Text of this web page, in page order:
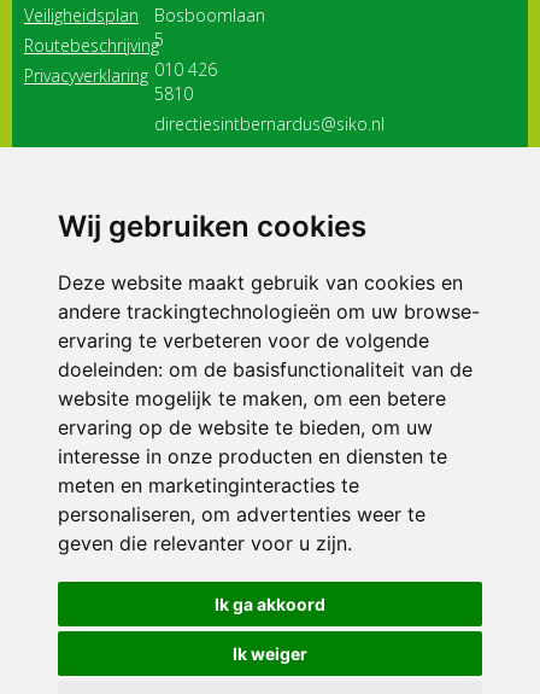
Wij gebruiken cookies
Deze website maakt gebruik van cookies en
andere trackingtechnologieën om uw browse-
ervaring te verbeteren voor de volgende
doeleinden: om de basisfunctionaliteit van de
website mogelijk te maken, om een betere
ervaring op de website te bieden, om uw
interesse in onze producten en diensten te
meten en marketinginteracties te
personaliseren, om advertenties weer te
geven die relevanter voor u zijn.
Ik ga akkoord
Ik weiger
Veiligheidsplan
Routebeschrijving
Privacyverklaring
Bosboomlaan
5
010 426
5810
directiesintbernardus@siko.nl
3116 JB
ONDERDEEL VAN
© 2026 Sint Bernardus | Alle rechten voorbehouden
Privacy policy|Disclaimer| Klachtenregeling|RSIN en Anbi
voorkeuren
Crealisatie The MindOffice